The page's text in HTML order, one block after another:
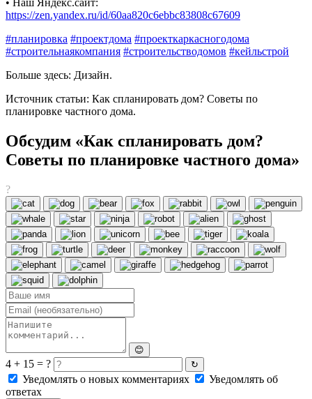
• Наш Яндекс.сайт:
https://zen.yandex.ru/id/60aa820c6ebbc83808c67609
#планировка #проектдома #проекткаркасногодома
#строительнаякомпания #строительстводомов #кейльстрой
Больше здесь: Дизайн.
Источник статьи: Как спланировать дом? Советы по
планировке частного дома.
Обсудим «Как спланировать дом?
Советы по планировке частного дома»
?
😊
4 + 15 = ? ↻
Уведомлять о новых комментариях
Уведомлять об
ответах